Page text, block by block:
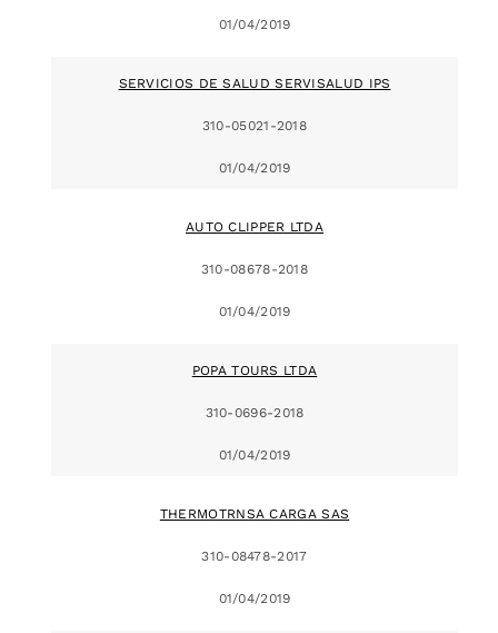
01/04/2019
SERVICIOS DE SALUD SERVISALUD IPS
310-05021-2018
01/04/2019
AUTO CLIPPER LTDA
310-08678-2018
01/04/2019
POPA TOURS LTDA
310-0696-2018
01/04/2019
THERMOTRNSA CARGA SAS
310-08478-2017
01/04/2019